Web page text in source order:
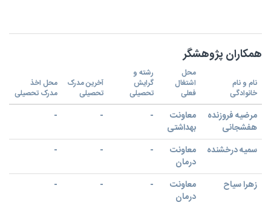
همکاران پژوهشگر
نام و نام
خانوادگی
محل
اشتغال
فعلی
رشته و
گرایش
تحصیلی
آخرین مدرک
تحصیلی
محل اخذ
مدرک تحصیلی
مرضیه فروزنده
هفشجانی
معاونت
بهداشتی
-
-
-
سمیه درخشنده
معاونت
درمان
-
-
-
زهرا سیاح
معاونت
درمان
-
-
-